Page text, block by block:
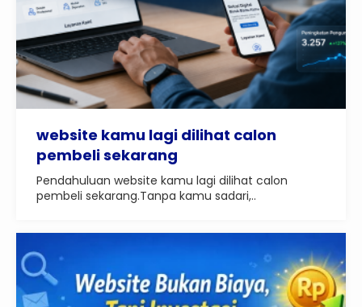
website kamu lagi dilihat calon
pembeli sekarang
Pendahuluan website kamu lagi dilihat calon
pembeli sekarang.Tanpa kamu sadari,..